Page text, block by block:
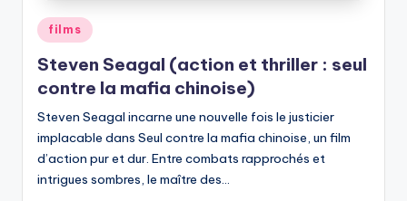
Posted
in
films
Steven Seagal (action et thriller : seul
contre la mafia chinoise)
Steven Seagal incarne une nouvelle fois le justicier
implacable dans Seul contre la mafia chinoise, un film
d’action pur et dur. Entre combats rapprochés et
intrigues sombres, le maître des…